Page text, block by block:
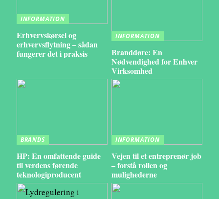
INFORMATION
Erhvervskørsel og
erhvervsflytning – sådan
fungerer det i praksis
INFORMATION
Branddøre: En
Nødvendighed for Enhver
Virksomhed
BRANDS
HP: En omfattende guide
til verdens førende
teknologiproducent
INFORMATION
Vejen til et entreprenør job
– forstå rollen og
mulighederne